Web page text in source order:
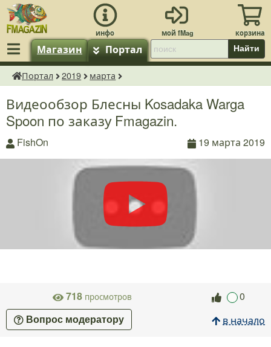
Магазин Портал Найти
fMagazin.ru
Портал 2019 марта
Видеообзор Блесны Kosadaka Warga
Spoon по заказу Fmagazin.
FishOn 19 марта 2019
718 просмотров 0
Вопрос модератору в начало